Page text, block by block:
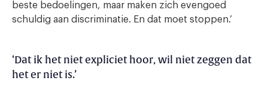
beste bedoelingen, maar maken zich evengoed
schuldig aan discriminatie. En dat moet stoppen.’
‘Dat ik het niet expliciet hoor, wil niet zeggen dat
het er niet is.’